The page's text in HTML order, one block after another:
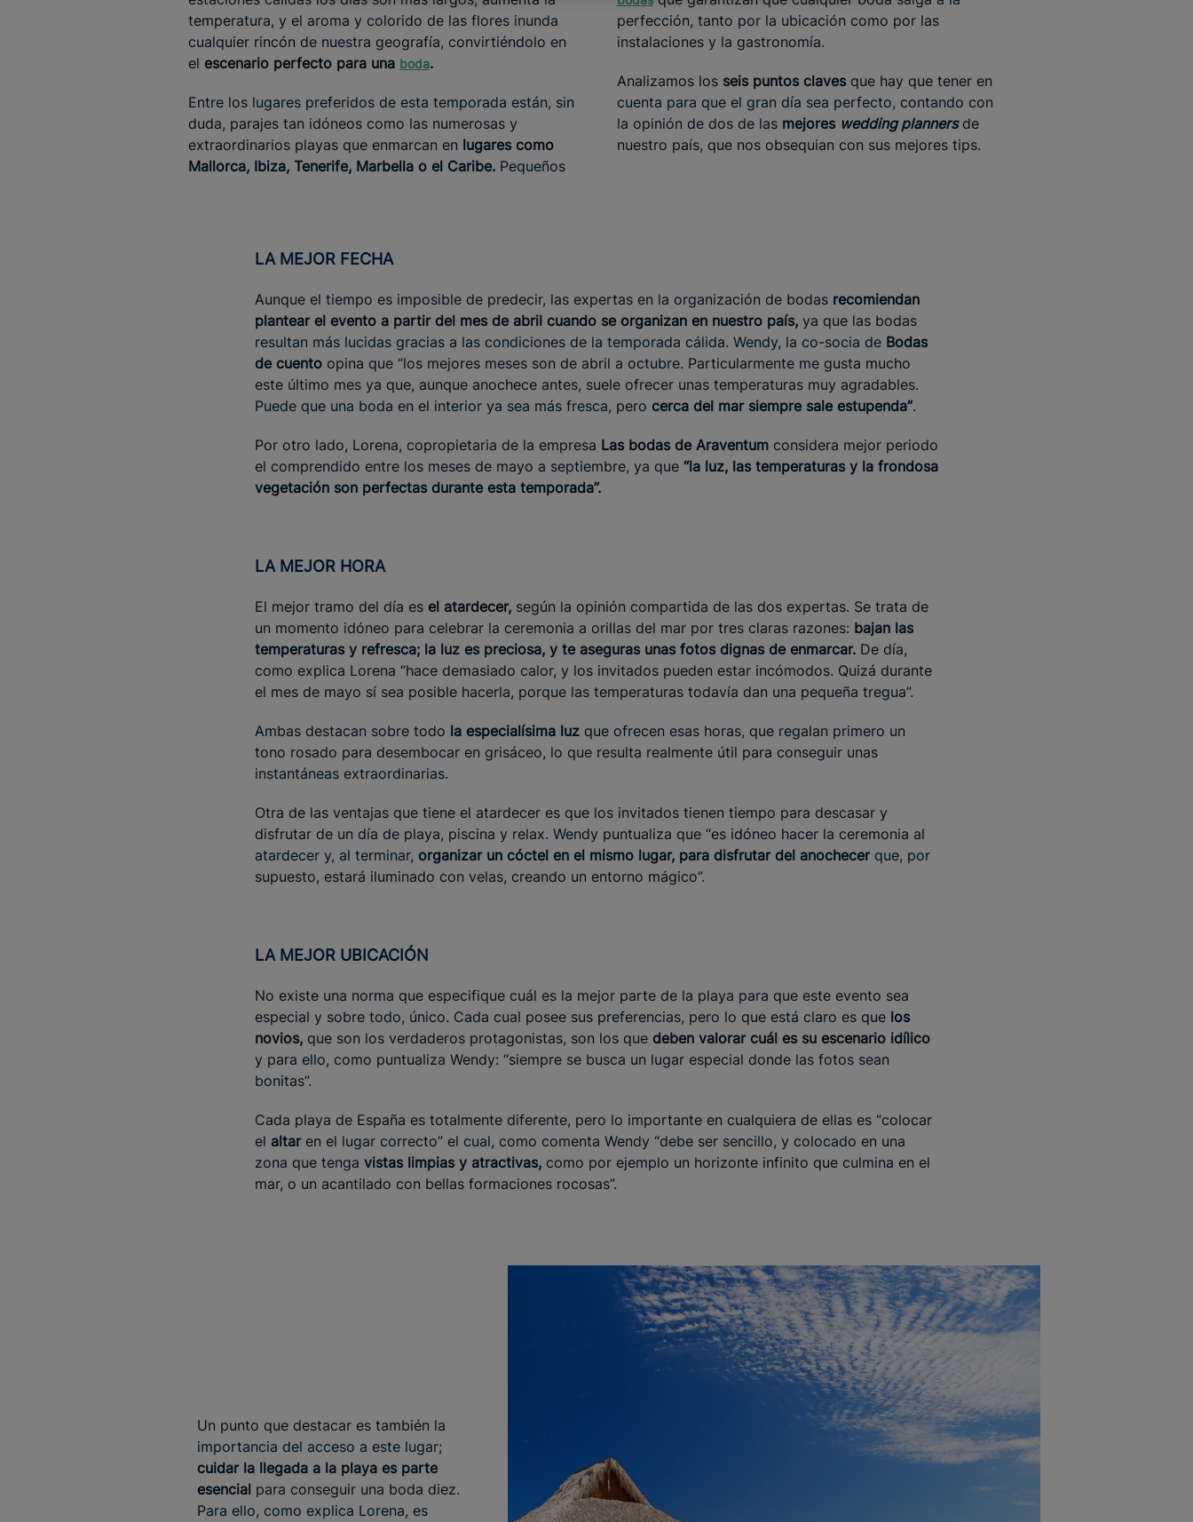
temperatura, y el aroma y colorido de las flores inunda
cualquier rincón de nuestra geografía, convirtiéndolo en
el escenario perfecto para una boda.
Entre los lugares preferidos de esta temporada están, sin
duda, parajes tan idóneos como las numerosas y
extraordinarios playas que enmarcan en lugares como
Mallorca, Ibiza, Tenerife, Marbella o el Caribe. Pequeños
perfección, tanto por la ubicación como por las
instalaciones y la gastronomía.
Analizamos los seis puntos clavesque hay que tener en
cuenta para que el gran día sea perfecto, contando con
la opinión de dos de las mejores wedding plannersde
nuestro país, que nos obsequian con sus mejores tips.
LA MEJOR FECHA
Aunque el tiempo es imposible de predecir, las expertas en la organización de bodas recomiendan
plantear el evento a partir del mes de abril cuando se organizan en nuestro país, ya que las bodas
resultan más lucidas gracias a las condiciones de la temporada cálida. Wendy, la co-socia de Bodas
de cuento opina que “los mejores meses son de abril a octubre. Particularmente me gusta mucho
este último mes ya que, aunque anochece antes, suele ofrecer unas temperaturas muy agradables.
Puede que una boda en el interior ya sea más fresca, pero cerca del mar siempre sale estupenda”.
Por otro lado, Lorena, copropietaria de la empresa Las bodas de Araventum considera mejor periodo
el comprendido entre los meses de mayo a septiembre, ya que “la luz, las temperaturas y la frondosa
vegetación son perfectas durante esta temporada”.
LA MEJOR HORA
El mejor tramo del día es el atardecer, según la opinión compartida de las dos expertas. Se trata de
un momento idóneo para celebrar la ceremonia a orillas del mar por tres claras razones: bajan las
temperaturas y refresca; la luz es preciosa, y te aseguras unas fotos dignas de enmarcar. De día,
como explica Lorena “hace demasiado calor, y los invitados pueden estar incómodos. Quizá durante
el mes de mayo sí sea posible hacerla, porque las temperaturas todavía dan una pequeña tregua”.
Ambas destacan sobre todo la especialísima luz que ofrecen esas horas, que regalan primero un
tono rosado para desembocar en grisáceo, lo que resulta realmente útil para conseguir unas
instantáneas extraordinarias.
Otra de las ventajas que tiene el atardecer es que los invitados tienen tiempo para descasar y
disfrutar de un día de playa, piscina y relax. Wendy puntualiza que “es idóneo hacer la ceremonia al
atardecer y, al terminar, organizar un cóctel en el mismo lugar, para disfrutar del anochecer que, por
supuesto, estará iluminado con velas, creando un entorno mágico”.
LA MEJOR UBICACIÓN
No existe una norma que especifique cuál es la mejor parte de la playa para que este evento sea
especial y sobre todo, único. Cada cual posee sus preferencias, pero lo que está claro es que los
novios, que son los verdaderos protagonistas, son los que deben valorar cuál es su escenario idílico
y para ello, como puntualiza Wendy: “siempre se busca un lugar especial donde las fotos sean
bonitas”.
Cada playa de España es totalmente diferente, pero lo importante en cualquiera de ellas es “colocar
el altaren el lugar correcto” el cual, como comenta Wendy “debe ser sencillo, y colocado en una
zona que tenga vistas limpias y atractivas, como por ejemplo un horizonte infinito que culmina en el
mar, o un acantilado con bellas formaciones rocosas”.
Un punto que destacar es también la
importancia del acceso a este lugar;
cuidar la llegada a la playa es parte
esencial para conseguir una boda diez.
Para ello, como explica Lorena, es